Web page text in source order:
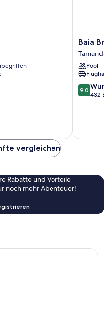
Baia
Branca
Beach
Resort
Baia
Pool
9.0
von
9,0
432
vergleichen
Rabatte und Vorteile
noch mehr Abenteuer!